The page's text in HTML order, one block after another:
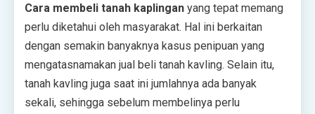
Cara membeli tanah kaplingan yang tepat memang
perlu diketahui oleh masyarakat. Hal ini berkaitan
dengan semakin banyaknya kasus penipuan yang
mengatasnamakan jual beli tanah kavling. Selain itu,
tanah kavling juga saat ini jumlahnya ada banyak
sekali, sehingga sebelum membelinya perlu